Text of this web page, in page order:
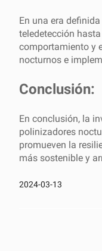
En una era
teledetección
comportamiento y
nocturnos e
Conclusión:
En conclusión, la
polinizadores
promueven la
más sostenible y
2024-03-13